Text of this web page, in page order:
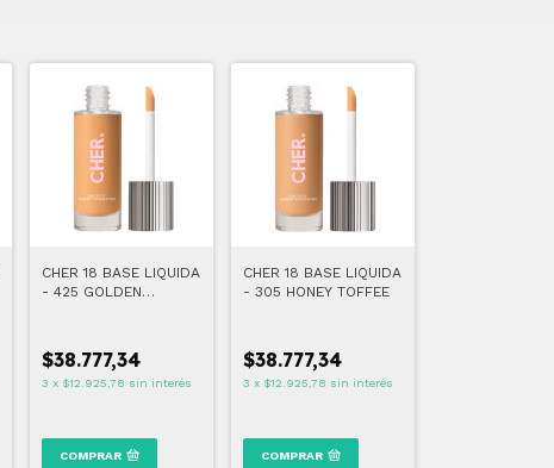
CHER 18 BASE LIQUIDA
- 425 GOLDEN
$38.777,34
3 x $12.925,78 sin interés
COMPRAR
CHER 18 BASE LIQUIDA
- 305 HONEY TOFFEE
$38.777,34
3 x $12.925,78 sin interés
COMPRAR